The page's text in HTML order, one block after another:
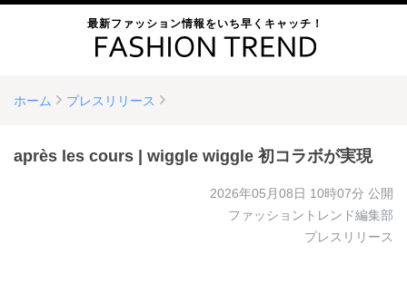
最新ファッション情報をいち早くキャッチ！
ホーム プレスリリース
après les cours | wiggle wiggle 初コラボが実現
2026年05月08日 10時07分 公開
ファッショントレンド編集部
プレスリリース